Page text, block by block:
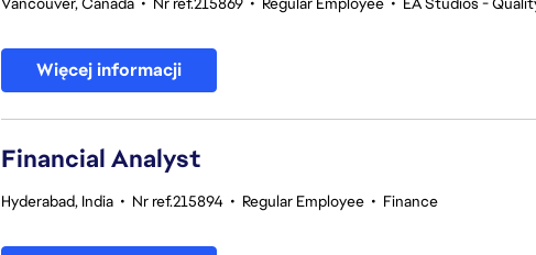
Więcej informacji
Financial Analyst
Hyderabad, India • Nr ref.215894 • Regular Employee • Finance